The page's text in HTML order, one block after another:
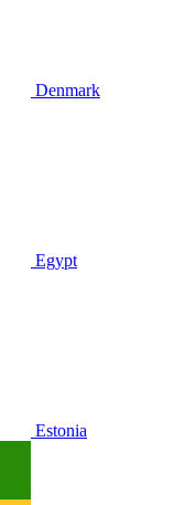
Denmark
Egypt
Estonia